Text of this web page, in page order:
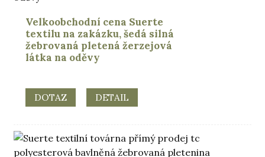
Velkoobchodní cena Suerte
textilu na zakázku, šedá silná
žebrovaná pletená žerzejová
látka na oděvy
DOTAZ DETAIL